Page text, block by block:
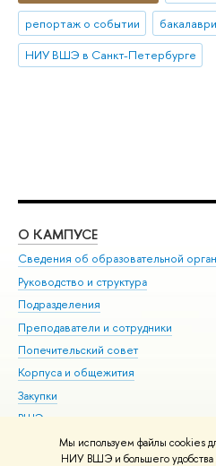
Мы используем файлы cookies
НИУ ВШЭ и большего удобства
репортаж о событии
НИУ ВШЭ в Санкт-Петербурге
О КАМПУСЕ
Сведения об образовательной
Руководство и структура
Подразделения
Преподаватели и сотрудники
Попечительский совет
Корпуса и общежития
Закупки
ВШЭ для студентов с ограниченными
здоровья и инвалидностью
Версия для слабовидящих